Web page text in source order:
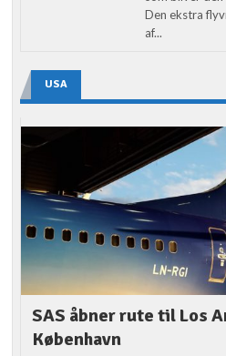
Den ekstra
af...
USA
SAS åbner rute til Los
København